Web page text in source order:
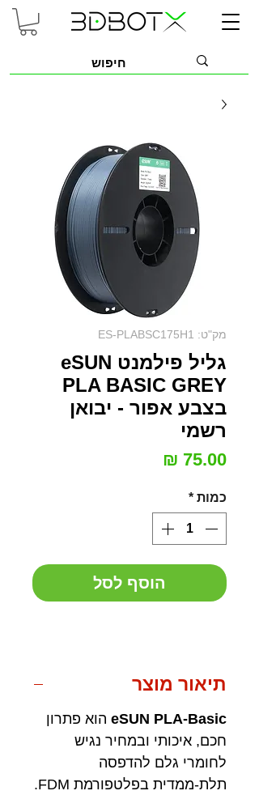
מק"ט: ES-PLABSC175H1
גליל פילמנט eSUN
PLA BASIC GREY
בצבע אפור - יבואן
רשמי
כמות *
הוסף לסל
תיאור מוצר
eSUN PLA-Basic הוא פתרון
חכם, איכותי ובמחיר נגיש
לחומרי גלם להדפסה
תלת-ממדית בפלטפורמת FDM.